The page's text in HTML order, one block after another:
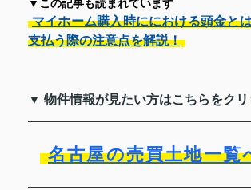
▼この記事も読まれています
マイホーム購入時ににおける頭金と
支払う際の注意点を解説！
▼ 物件情報が見たい方はこちらをク
名古屋の売買土地一覧